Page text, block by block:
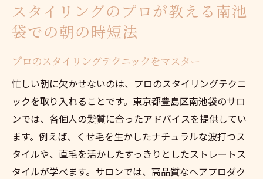
スタイリングのプロが教える南池
袋での朝の時短法
プロのスタイリングテクニックをマスター
忙しい朝に欠かせないのは、プロのスタイリングテクニ
ックを取り入れることです。東京都豊島区南池袋のサロ
ンでは、各個人の髪質に合ったアドバイスを提供してい
ます。例えば、くせ毛を生かしたナチュラルな波打つス
タイルや、直毛を活かしたすっきりとしたストレートス
タイルが学べます。サロンでは、高品質なヘアプロダク